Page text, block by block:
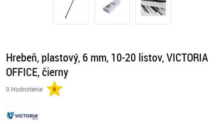
Hrebeň, plastový, 6 mm, 10-20 listov, VICTORIA
OFFICE, čierny
0 Hodnotenie 0